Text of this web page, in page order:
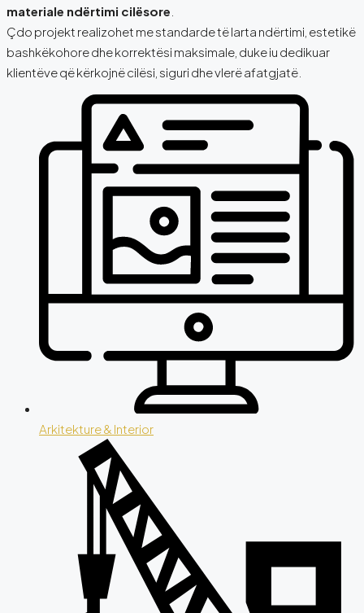
materiale ndërtimi cilësore
Çdo projekt realizohet me standarde të larta ndërtimi, estetikë
bashkëkohore dhe korrektësi maksimale, duke iu dedikuar
klientëve që kërkojnë cilësi, siguri dhe vlerë afatgjatë.
Arkitekture & Interior